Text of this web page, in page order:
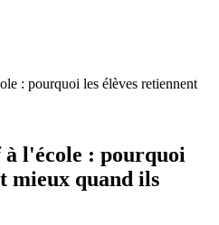
: pourquoi les élèves retiennent
l'école : pourquoi
mieux quand ils